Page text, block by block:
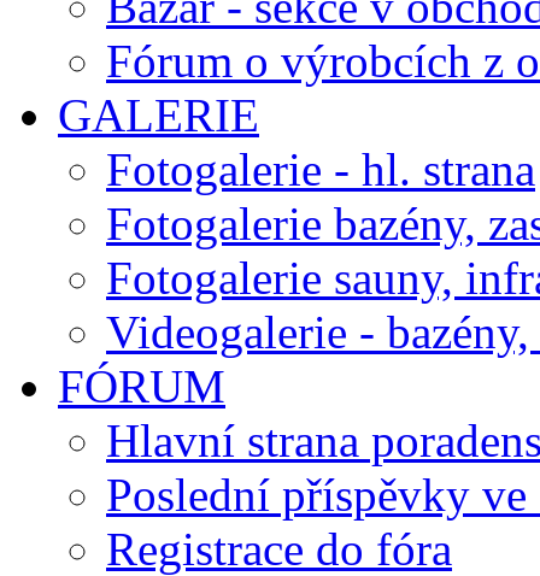
Fórum o výrobcích z
GALERIE
Fotogalerie - hl. strana
Fotogalerie bazény,
Fotogalerie sauny,
Videogalerie - bazény,
FÓRUM
Hlavní strana
Poslední příspěvky
Registrace do fóra